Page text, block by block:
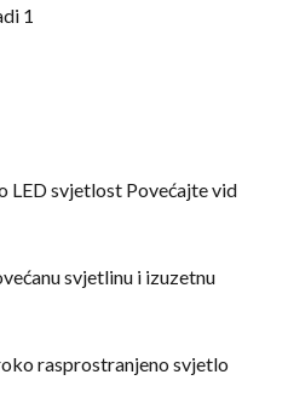
LED svjetlost Povećajte vid
svjetlinu i izuzetnu
rasprostranjeno svjetlo